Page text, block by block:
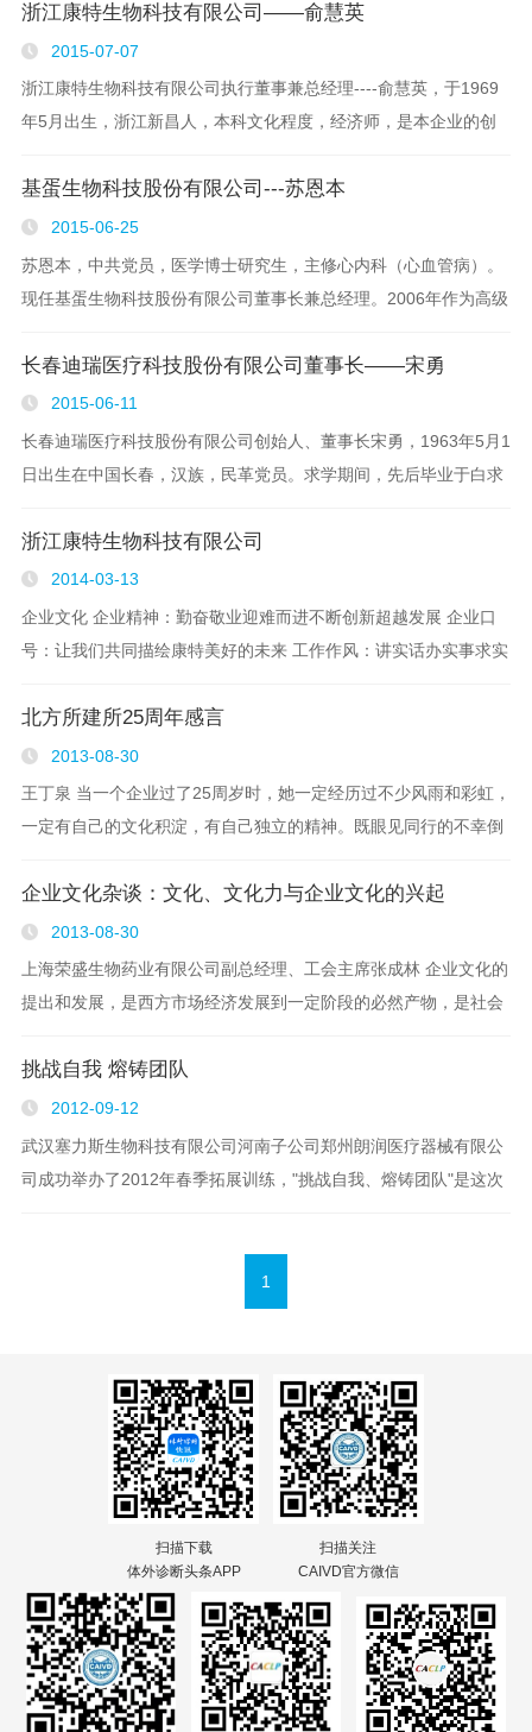
学技术委员会特聘其为"上海市科技发展重点领域..
浙江康特生物科技有限公司——俞慧英
2015-07-07
浙江康特生物科技有限公司执行董事兼总经理----俞慧英，于1969
年5月出生，浙江新昌人，本科文化程度，经济师，是本企业的创
动，具有良好的企业管理经验。通过10多年..
基蛋生物科技股份有限公司---苏恩本
2015-06-25
苏恩本，中共党员，医学博士研究生，主修心内科（心血管病）。
现任基蛋生物科技股份有限公司董事长兼总经理。2006年作为高级
院，先后在老年医学科、心血管内科及中心实验室..
长春迪瑞医疗科技股份有限公司董事长——宋勇
2015-06-11
长春迪瑞医疗科技股份有限公司创始人、董事长宋勇，1963年5月1
日出生在中国长春，汉族，民革党员。求学期间，先后毕业于白求
工商管理学院，工商管理硕士学位；清华大学经..
浙江康特生物科技有限公司
2014-03-13
企业文化 企业精神：勤奋敬业迎难而进不断创新超越发展 企业口
号：让我们共同描绘康特美好的未来 工作作风：讲实话办实事求实
有限公司 ..
北方所建所25周年感言
2013-08-30
王丁泉 当一个企业过了25周岁时，她一定经历过不少风雨和彩虹，
一定有自己的文化积淀，有自己独立的精神。既眼见同行的不幸倒
定而优秀的基因，并且适应环境，目标是活..
企业文化杂谈：文化、文化力与企业文化的兴起
2013-08-30
上海荣盛生物药业有限公司副总经理、工会主席张成林 企业文化的
提出和发展，是西方市场经济发展到一定阶段的必然产物，是社会
谓源远流长。但作为一种有意识..
挑战自我 熔铸团队
2012-09-12
武汉塞力斯生物科技有限公司河南子公司郑州朗润医疗器械有限公
司成功举办了2012年春季拓展训练，"挑战自我、熔铸团队"是这次
1
扫描下载
体外诊断头条APP
扫描关注
CAIVD官方微信